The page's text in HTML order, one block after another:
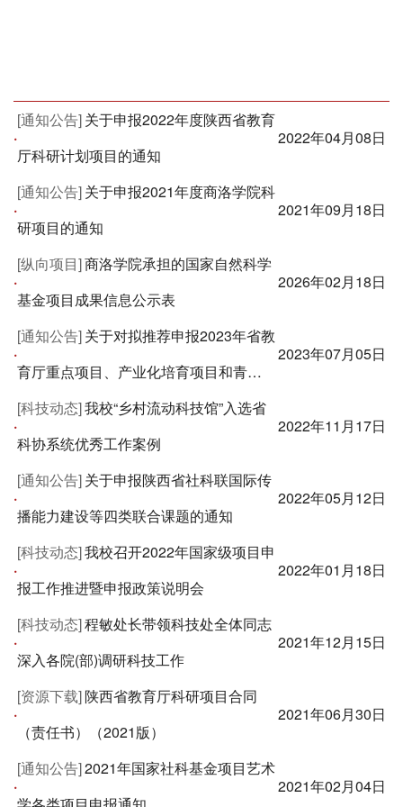
·
[通知公告]关于申报2022年度陕西省教育
厅科研计划项目的通知
2022年04月08日
·
[通知公告]关于申报2021年度商洛学院科
研项目的通知
2021年09月18日
·
[纵向项目]商洛学院承担的国家自然科学
基金项目成果信息公示表
2026年02月18日
·
[通知公告]关于对拟推荐申报2023年省教
育厅重点项目、产业化培育项目和青…
2023年07月05日
·
[科技动态]我校“乡村流动科技馆”入选省
科协系统优秀工作案例
2022年11月17日
·
[通知公告]关于申报陕西省社科联国际传
播能力建设等四类联合课题的通知
2022年05月12日
·
[科技动态]我校召开2022年国家级项目申
报工作推进暨申报政策说明会
2022年01月18日
·
[科技动态]程敏处长带领科技处全体同志
深入各院(部)调研科技工作
2021年12月15日
·
[资源下载]陕西省教育厅科研项目合同
（责任书）（2021版）
2021年06月30日
·
[通知公告]2021年国家社科基金项目艺术
2021年02月04日